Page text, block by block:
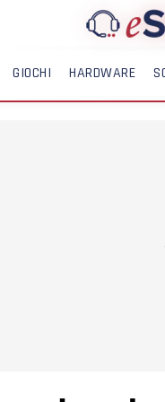
GIOCHI HARDWARE